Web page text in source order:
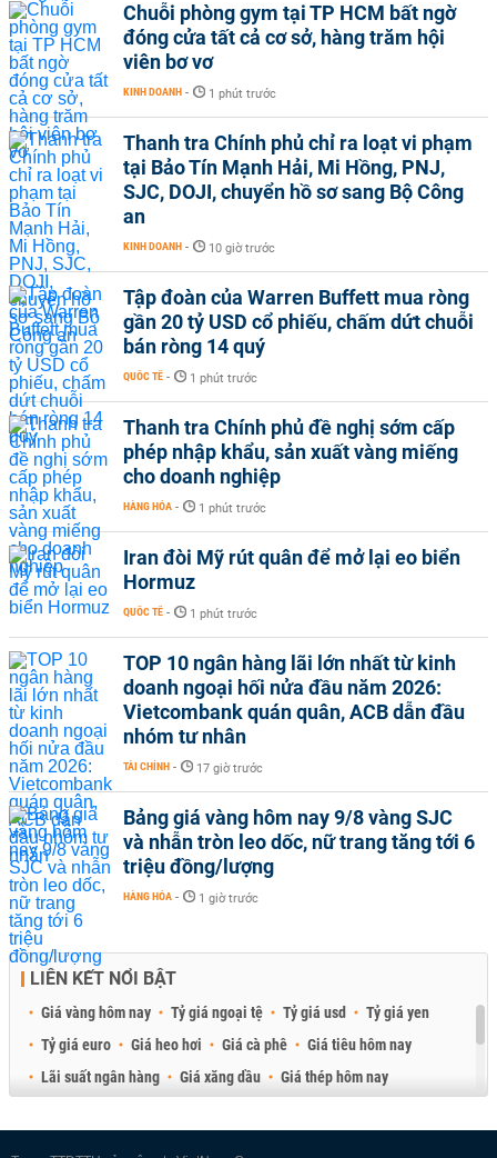
Chuỗi phòng gym tại TP HCM bất ngờ
đóng cửa tất cả cơ sở, hàng trăm hội
viên bơ vơ
KINH DOANH - 1 phút trước
Thanh tra Chính phủ chỉ ra loạt vi phạm
tại Bảo Tín Mạnh Hải, Mi Hồng, PNJ,
SJC, DOJI, chuyển hồ sơ sang Bộ Công
an
KINH DOANH - 10 giờ trước
Tập đoàn của Warren Buffett mua ròng
gần 20 tỷ USD cổ phiếu, chấm dứt chuỗi
bán ròng 14 quý
QUỐC TẾ - 1 phút trước
Thanh tra Chính phủ đề nghị sớm cấp
phép nhập khẩu, sản xuất vàng miếng
cho doanh nghiệp
HÀNG HÓA - 1 phút trước
Iran đòi Mỹ rút quân để mở lại eo biển
Hormuz
QUỐC TẾ - 1 phút trước
TOP 10 ngân hàng lãi lớn nhất từ kinh
doanh ngoại hối nửa đầu năm 2026:
Vietcombank quán quân, ACB dẫn đầu
nhóm tư nhân
TÀI CHÍNH - 17 giờ trước
Bảng giá vàng hôm nay 9/8 vàng SJC
và nhẫn tròn leo dốc, nữ trang tăng tới 6
triệu đồng/lượng
HÀNG HÓA - 1 giờ trước
LIÊN KẾT NỔI BẬT
Giá vàng hôm nay Tỷ giá ngoại tệ Tỷ giá usd
Tỷ giá yen
Tỷ giá euro
Giá heo hơi Giá cà phê
Giá tiêu hôm nay
Lãi suất ngân hàng
Giá xăng dầu
Giá thép hôm nay